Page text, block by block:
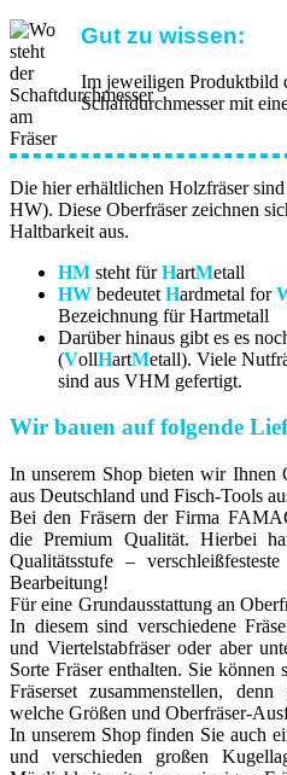
Gut zu wissen:
Im jeweiligen Produktbild
Schaftdurchmesser mit
Die hier erhältlichen Holzfräser
HW). Diese Oberfräser zeichnen
Haltbarkeit aus.
HM steht fürHartMetall
HW bedeutet Hardmetal for
Bezeichnung für Hartmetall
Darüber hinaus gibt es es
(VollHartMetall). Viele
sind aus VHM gefertigt.
Wir bauen auf folgende
In unserem Shop bieten wir
aus Deutschland und Fisch-Tools
Bei den Fräsern der Firma
die Premium Qualität. Hierbei
Qualitätsstufe –
Bearbeitung!
Für eine Grundausstattung an
In diesem sind verschiedene
und Viertelstabfräser oder aber
Sorte Fräser enthalten. Sie können
Fräserset zusammenstellen,
welche Größen und Oberfräser-
In unserem Shop finden Sie auch
und verschieden großen